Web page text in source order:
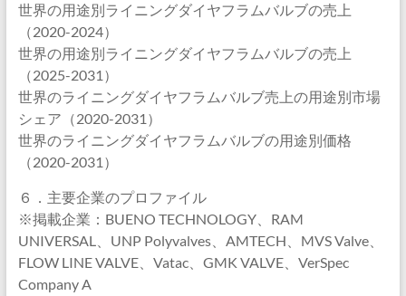
世界の用途別ライニングダイヤフラムバルブの売上
（2020-2024）
世界の用途別ライニングダイヤフラムバルブの売上
（2025-2031）
世界のライニングダイヤフラムバルブ売上の用途別市場
シェア（2020-2031）
世界のライニングダイヤフラムバルブの用途別価格
（2020-2031）
６．主要企業のプロファイル
※掲載企業：BUENO TECHNOLOGY、RAM
UNIVERSAL、UNP Polyvalves、AMTECH、MVS Valve、
FLOW LINE VALVE、Vatac、GMK VALVE、VerSpec
Company A